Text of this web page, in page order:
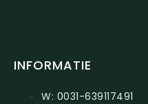
INFORMATIE
W: 0031-639117491